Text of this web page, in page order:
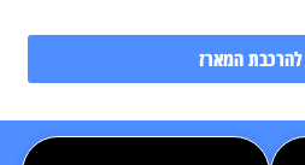
המארז